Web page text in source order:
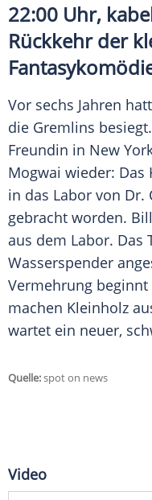
22:00 Uhr,
Rückkehr der
Vor sechs Jahren
die Gremlins
Freundin in New
Mogwai wieder: Das
in das Labor von Dr.
gebracht worden.
aus dem Labor. Das
Wasserspender
Vermehrung
machen Kleinholz
wartet ein neuer,
Quelle:spot on news
Video